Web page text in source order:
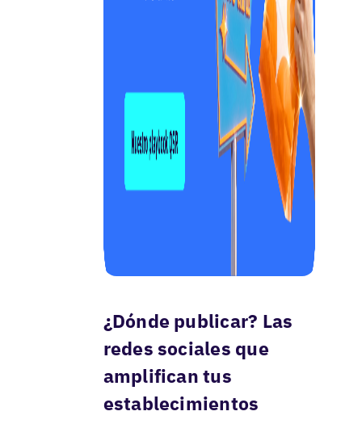
¿Dónde publicar? Las
redes sociales que
amplifican tus
establecimientos